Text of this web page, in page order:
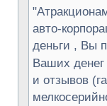
авто-
деньги , Вы
Ваших денег
и отзывов